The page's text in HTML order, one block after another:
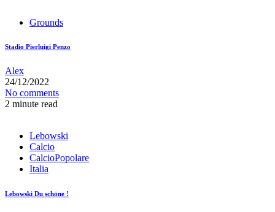
Grounds
Stadio Pierluigi Penzo
Alex
24/12/2022
No comments
2 minute read
Lebowski
Calcio
CalcioPopolare
Italia
Lebowski Du schöne !